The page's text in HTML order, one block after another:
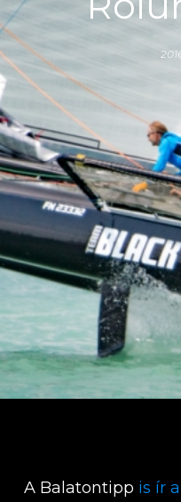
A Balatontipp is ír